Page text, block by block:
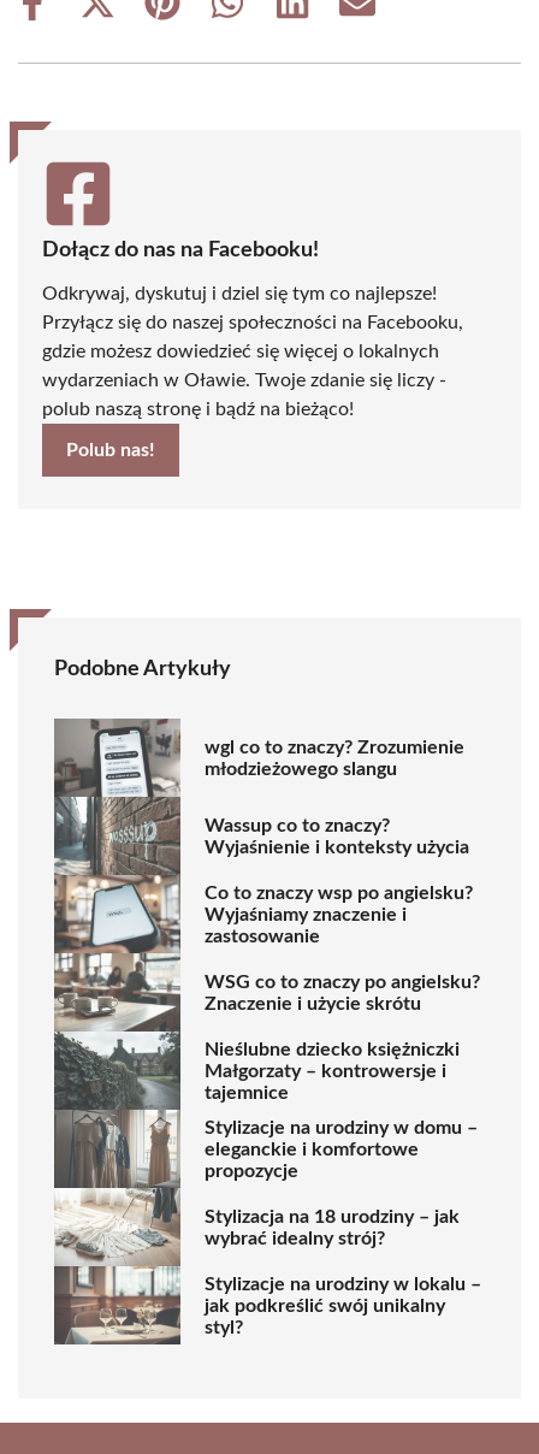
Share
Share
(Twitter)
Share
Share
Share
Share
Dołącz do nas na Facebooku!
Odkrywaj, dyskutuj i dziel się tym co najlepsze!
Przyłącz się do naszej społeczności na Facebooku,
gdzie możesz dowiedzieć się więcej o lokalnych
wydarzeniach w Oławie. Twoje zdanie się liczy -
polub naszą stronę i bądź na bieżąco!
Polub nas!
Podobne Artykuły
wgl co to znaczy? Zrozumienie
młodzieżowego slangu
Wassup co to znaczy?
Wyjaśnienie i konteksty użycia
Co to znaczy wsp po angielsku?
Wyjaśniamy znaczenie i
zastosowanie
WSG co to znaczy po angielsku?
Znaczenie i użycie skrótu
Nieślubne dziecko księżniczki
Małgorzaty – kontrowersje i
tajemnice
Stylizacje na urodziny w domu –
eleganckie i komfortowe
propozycje
Stylizacja na 18 urodziny – jak
wybrać idealny strój?
Stylizacje na urodziny w lokalu –
jak podkreślić swój unikalny
styl?